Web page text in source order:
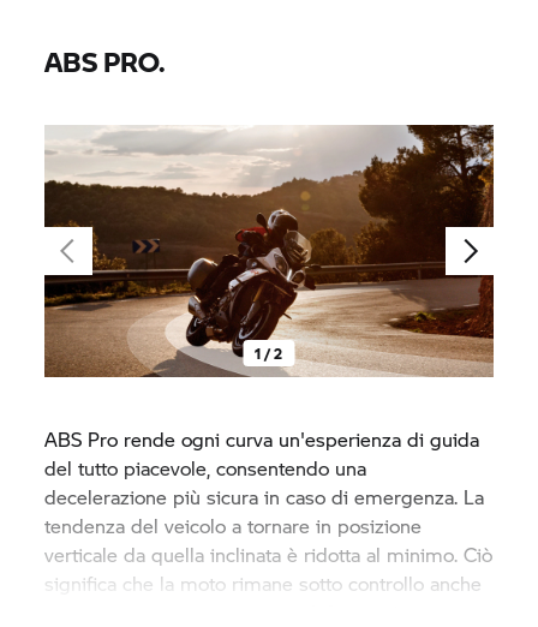
ABS PRO.
1 / 2
ABS Pro rende ogni curva un'esperienza di guida
del tutto piacevole, consentendo una
decelerazione più sicura in caso di emergenza. La
tendenza del veicolo a tornare in posizione
verticale da quella inclinata è ridotta al minimo. Ciò
significa che la moto rimane sotto controllo anche